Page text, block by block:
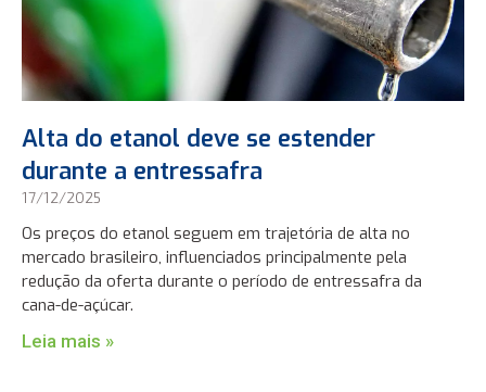
Alta do etanol deve se estender
durante a entressafra
17/12/2025
Os preços do etanol seguem em trajetória de alta no
mercado brasileiro, influenciados principalmente pela
redução da oferta durante o período de entressafra da
cana-de-açúcar.
Leia mais »